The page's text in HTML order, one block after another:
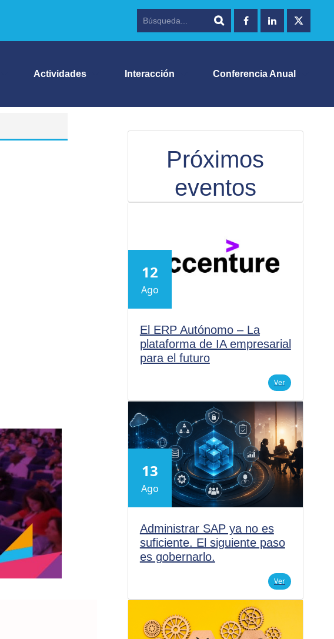
Actividades Interacción Conferencia Anual
Próximos
eventos
12
Ago
El ERP Autónomo – La
plataforma de IA empresarial
para el futuro
Ver
13
Ago
Administrar SAP ya no es
suficiente. El siguiente paso
es gobernarlo.
Ver